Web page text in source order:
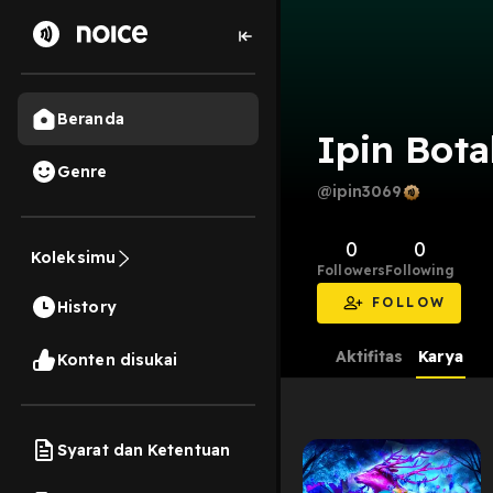
Beranda
Genre
Koleksimu
History
Konten disukai
Syarat dan Ketentuan
Ipin
@ipin3069
0
Followers
0
Following
FOLLOW
Aktifitas Karya